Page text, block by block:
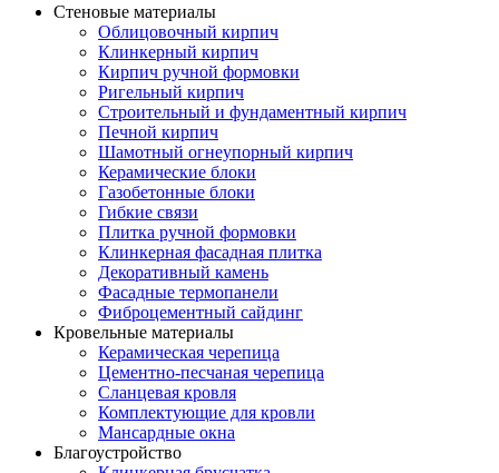
Стеновые материалы
Облицовочный кирпич
Клинкерный кирпич
Кирпич ручной формовки
Ригельный кирпич
Строительный и фундаментный кирпич
Печной кирпич
Шамотный огнеупорный кирпич
Керамические блоки
Газобетонные блоки
Гибкие связи
Плитка ручной формовки
Клинкерная фасадная плитка
Декоративный камень
Фасадные термопанели
Фиброцементный сайдинг
Кровельные материалы
Керамическая черепица
Цементно-песчаная черепица
Сланцевая кровля
Комплектующие для кровли
Мансардные окна
Благоустройство